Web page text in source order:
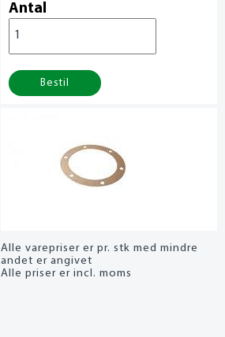
Antal
Bestil
Alle varepriser er pr. stk med mindre
andet er angivet
Alle priser er incl. moms